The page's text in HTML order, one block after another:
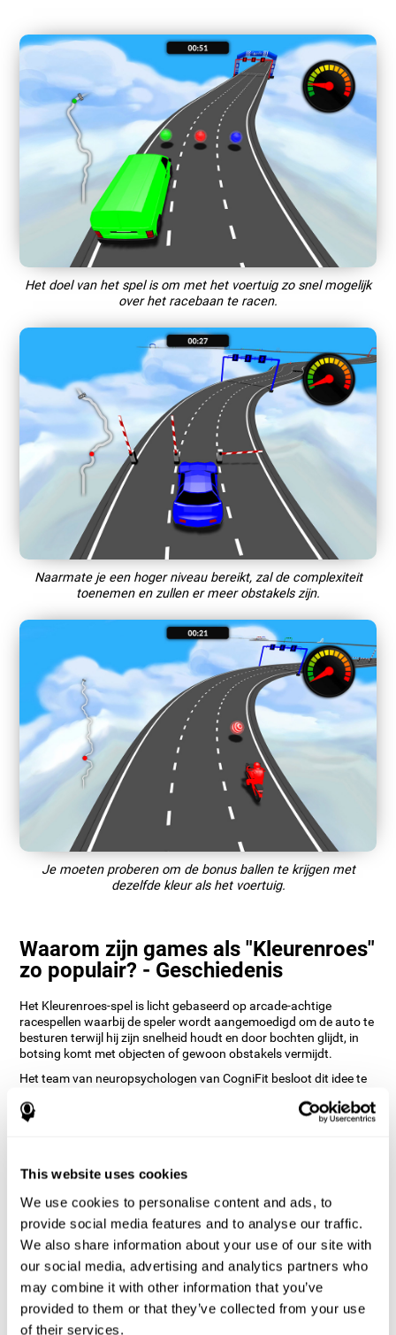
This website uses cookies
We use cookies to personalise content and ads, to
provide social media features and to analyse our traffic.
We also share information about your use of our site with
our social media, advertising and analytics partners who
may combine it with other information that you’ve
provided to them or that they’ve collected from your use
of their services.
Het doel van het spel is om met het voertuig zo snel mogelijk
over het racebaan te racen.
Naarmate je een hoger niveau bereikt, zal de complexiteit
toenemen en zullen er meer obstakels zijn.
Je moeten proberen om de bonus ballen te krijgen met
dezelfde kleur als het voertuig.
Waarom zijn games als "Kleurenroes"
zo populair? - Geschiedenis
Het Kleurenroes-spel is licht gebaseerd op arcade-achtige
racespellen waarbij de speler wordt aangemoedigd om de auto te
besturen terwijl hij zijn snelheid houdt en door bochten glijdt, in
botsing komt met objecten of gewoon obstakels vermijdt.
Het team van neuropsychologen van CogniFit besloot dit idee te
zou helpen niet alleen de arcade-ervaring opnieuw te beleven,
maar ook hun cognitieve vaardigheden te trainen.
mindgame mijn cognitieve
vaardigheden?
Het spelen van games zoals CogniFit's Kleurenroes stimuleert een
specifiek neuraal activeringspatroon. Herhaaldelijk spelen en
consequent trainen van dit patroon helpt neurale circuits bij het
reorganiseren en herstellen van verzwakte of beschadigde
cognitieve functies.
Consequent stimuleren van deze vaardigheden kan helpen bij het